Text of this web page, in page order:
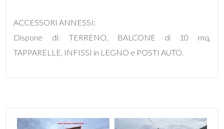
ACCESSORI ANNESSI:
Dispone di: TERRENO, BALCONE di 10 mq,
TAPPARELLE, INFISSI in LEGNO e POSTI AUTO.
Bagni
minimi